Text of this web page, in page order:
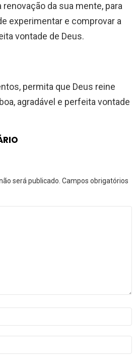
da sua mente, para
experimentar e comprovar a
vontade de Deus.
permita que Deus reine
agradável e perfeita vontade
será publicado. Campos obrigatórios